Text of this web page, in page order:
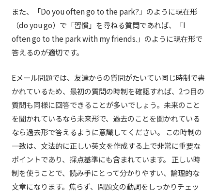
また、「Do you often go to the park?」のように現在形
（do you go）で「習慣」を尋ねる質問であれば、「I
often go to the park with my friends.」のように現在形で
答えるのが適切です。
Eメール問題では、友達からの質問がたいてい同じ時制で書
かれているため、最初の質問の時制を確認すれば、2つ目の
質問も同様に回答できることが多いでしょう。未来のこと
を聞かれているなら未来形で、過去のことを聞かれている
なら過去形で答えるように意識してください。 この時制の
一致は、文法的に正しい英文を作成する上で非常に重要な
ポイントであり、採点基準にも含まれています。 正しい時
制を使うことで、読み手にとって分かりやすい、論理的な
文章になります。焦らず、問題文の動詞をしっかりチェッ